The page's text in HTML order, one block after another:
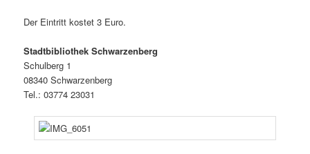
Der Eintritt kostet 3 Euro.
Stadtbibliothek Schwarzenberg
Schulberg 1
08340 Schwarzenberg
Tel.: 03774 23031